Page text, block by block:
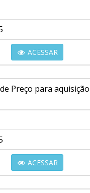
ACESSAR
Preço para
ACESSAR